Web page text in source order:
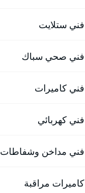
فني ستلايت
فني صحي سباك
فني كاميرات
فني كهربائي
فني مداخن وشفاطات
كاميرات مراقبة